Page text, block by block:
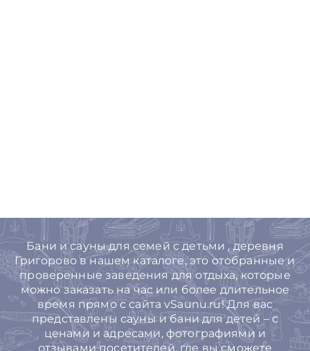
Бани и сауны для семей с детьми , деревня
Григорово в нашем каталоге, это отобранные и
проверенные заведения для отдыха, которые
можно заказать на час или более длительное
время прямо с сайта vSaunu.ru! Для вас
представлены сауны и бани для детей – с
ценами и адресами, фотографиями и
отзывами посетителей, где вы сможете